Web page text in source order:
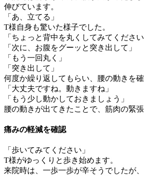
伸びています。
「あ、立てる」
T様自身も驚いた様子でした。
「ちょっと背中を丸くしてみてください
「次に、お腹をグーッと突き出して」
「もう一回丸く」
「突き出して」
何度か繰り返してもらい、腰の動きを確
「大丈夫ですね。動きますね」
「もう少し動かしておきましょう」
腰の動きが出てきたことで、筋肉の緊張
痛みの軽減を確認
「歩いてみてください」
T様がゆっくりと歩き始めます。
来院時は、一歩一歩が辛そうでしたが